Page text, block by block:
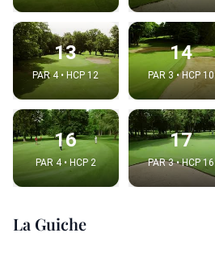
13
PAR 4 • HCP 12
14
PAR 3 • HCP 10
16
PAR 4 • HCP 2
17
PAR 3 • HCP 16
La Guiche